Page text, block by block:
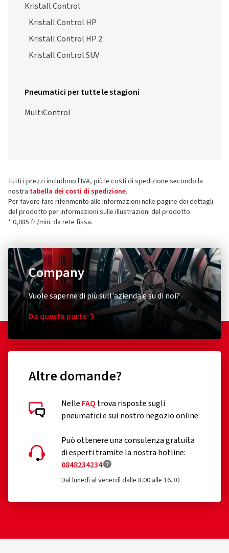
Kristall Control
Kristall Control HP
Kristall Control HP 2
Kristall Control SUV
Pneumatici per tutte le stagioni
MultiControl
Tutti i prezzi includono l'IVA, più le costi di spedizione secondo la
nostra tabella dei costi di spedizione.
Per favore fare riferimento alle informazioni nelle pagine dei dettagli
del prodotto per informazioni sulle illustrazioni del prodotto.
* 0,085 fr./min. da rete fissa.
Company
Vuole saperne di più sull'azienda e su di noi?
Da questa parte
Altre domande?
Nelle FAQ trova risposte sugli
pneumatici e sul nostro negozio online.
Può ottenere una consulenza gratuita
di esperti tramite la nostra hotline:
0848234234
Dal lunedì al venerdì dalle 8.00 alle 16.30